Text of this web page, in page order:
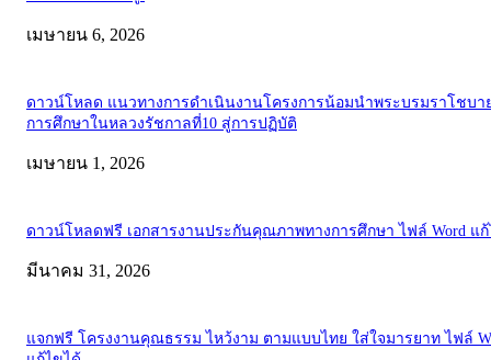
เมษายน 6, 2026
ดาวน์โหลด แนวทางการดำเนินงานโครงการน้อมนำพระบรมราโชบา
การศึกษาในหลวงรัชกาลที่10 สู่การปฏิบัติ
เมษายน 1, 2026
ดาวน์โหลดฟรี เอกสารงานประกันคุณภาพทางการศึกษา ไฟล์ Word แ
มีนาคม 31, 2026
แจกฟรี โครงงานคุณธรรม ไหว้งาม ตามแบบไทย ใส่ใจมารยาท ไฟล์